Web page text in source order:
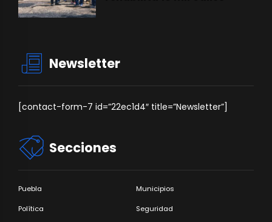
Newsletter
[contact-form-7 id=”22ec1d4″ title=”Newsletter”]
Secciones
Puebla Municipios
Política Seguridad